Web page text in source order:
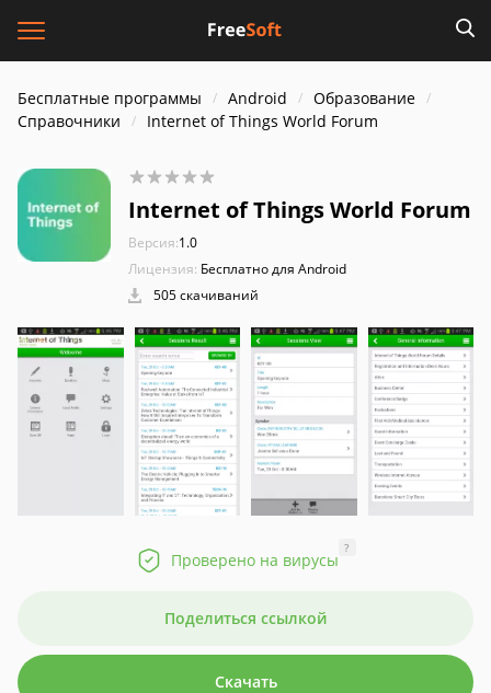
Бесплатные программы Android
Образование
Справочники
Internet of Things World Forum
Internet of Things World Forum
Версия:1.0
Лицензия: Бесплатно для Android
505 скачиваний
Проверено на вирусы
?
Поделиться ссылкой
Скачать